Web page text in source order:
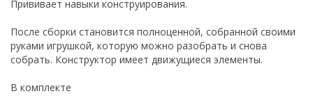
Прививает навыки конструирования.
После сборки становится полноценной, собранной своими
руками игрушкой, которую можно разобрать и снова
собрать. Конструктор имеет движущиеся элементы.
В комплекте